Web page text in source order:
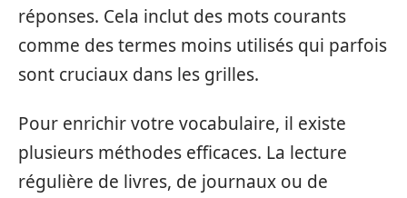
réponses. Cela inclut des mots courants
comme des termes moins utilisés qui parfois
sont cruciaux dans les grilles.
Pour enrichir votre vocabulaire, il existe
plusieurs méthodes efficaces. La lecture
régulière de livres, de journaux ou de